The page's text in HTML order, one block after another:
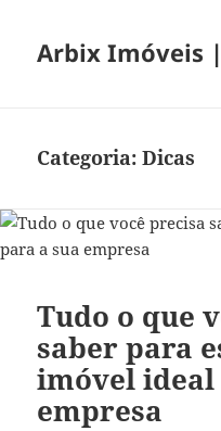
Arbix Imóveis
Categoria:Dicas
Tudo o que
saber para
imóvel ideal
empresa